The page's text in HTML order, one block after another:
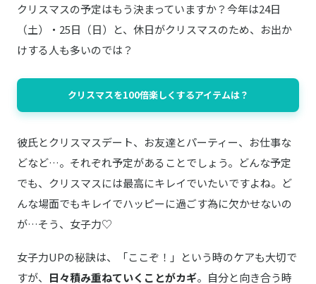
クリスマスの予定はもう決まっていますか？今年は24日
（土）・25日（日）と、休日がクリスマスのため、お出か
けする人も多いのでは？
クリスマスを100倍楽しくするアイテムは？
彼氏とクリスマスデート、お友達とパーティー、お仕事な
どなど…。それぞれ予定があることでしょう。どんな予定
でも、クリスマスには最高にキレイでいたいですよね。ど
んな場面でもキレイでハッピーに過ごす為に欠かせないの
が…そう、女子力♡
女子力UPの秘訣は、「ここぞ！」という時のケアも大切で
すが、 日々積み重ねていくことがカギ。自分と向き合う時